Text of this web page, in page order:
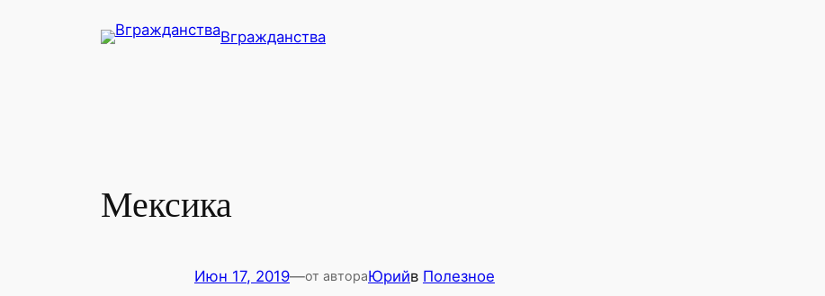
Вгражданства
Мексика
Июн 17, 2019—от автораЮрийв Полезное